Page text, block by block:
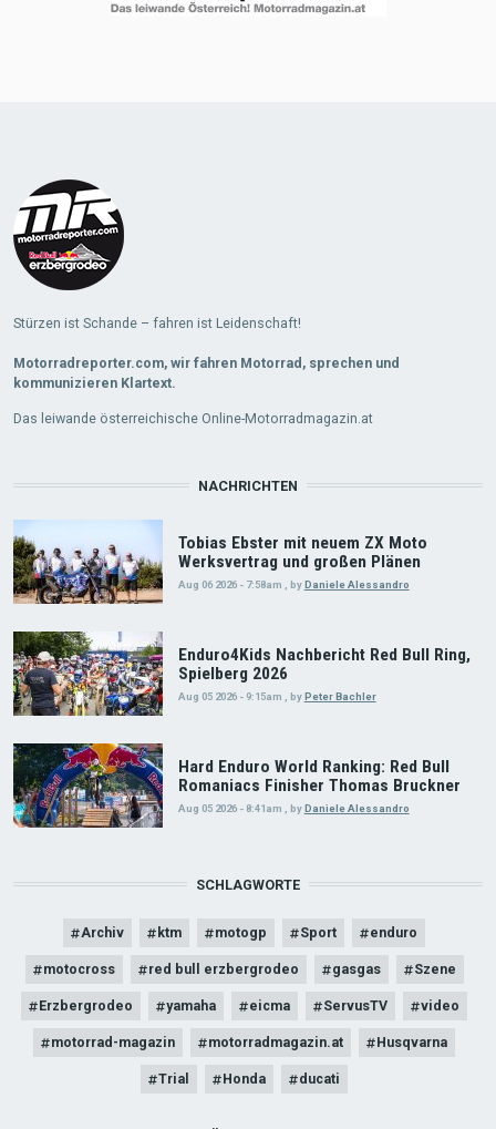
Stürzen ist Schande – fahren ist Leidenschaft!
Motorradreporter.com, wir fahren Motorrad, sprechen und
kommunizieren Klartext.
Das leiwande österreichische Online-Motorradmagazin.at
NACHRICHTEN
Tobias Ebster mit neuem ZX Moto
Werksvertrag und großen Plänen
Aug 06 2026 - 7:58am , by Daniele Alessandro
Enduro4Kids Nachbericht Red Bull Ring,
Spielberg 2026
Aug 05 2026 - 9:15am byPeter Bachler
Hard Enduro World Ranking: Red Bull
Romaniacs Finisher Thomas Bruckner
Aug 05 2026 - 8:41am byDaniele Alessandro
SCHLAGWORTE
Archiv ktm motogp Sport enduro
motocross red bull erzbergrodeo gasgas Szene
Erzbergrodeo yamaha eicma ServusTV video
motorrad-magazin motorradmagazin.at Husqvarna
Trial Honda ducati